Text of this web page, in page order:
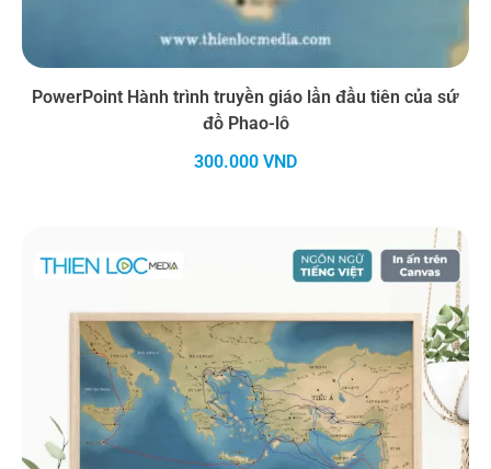
PowerPoint Hành trình truyền giáo lần đầu tiên của sứ
đồ Phao-lô
300.000 VND